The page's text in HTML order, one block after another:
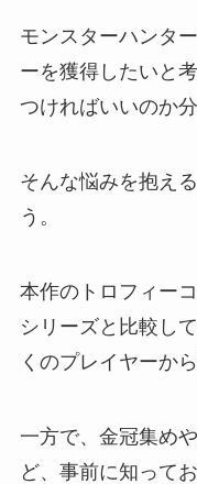
モンスターハンタ
ーを獲得したいと
つければいいのか分
そんな悩みを抱え
う。
本作のトロフィー
シリーズと比較し
くのプレイヤーか
一方で、金冠集め
ど、事前に知って